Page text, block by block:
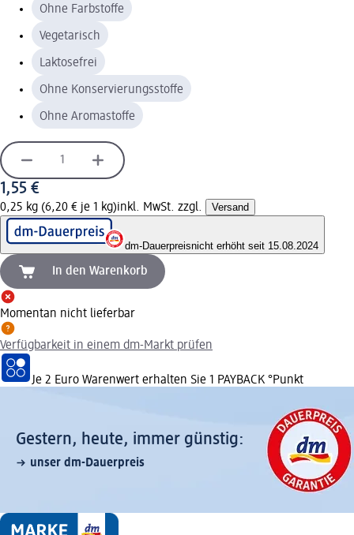
Ohne Farbstoffe
Vegetarisch
Laktosefrei
Ohne Konservierungsstoffe
Ohne Aromastoffe
1,55 €
0,25 kg (6,20 € je 1 kg)inkl. MwSt. zzgl. Versand
dm-Dauerpreisnicht erhöht seit 15.08.2024
In den Warenkorb
Momentan nicht lieferbar
Verfügbarkeit in einem dm-Markt prüfen
Je 2 Euro Warenwert erhalten Sie 1 PAYBACK °Punkt
Gestern, heute, immer günstig:
unser dm-Dauerpreis